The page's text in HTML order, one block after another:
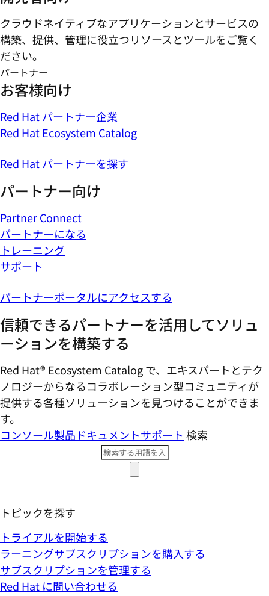
クラウドネイティブなアプリケーションとサービスの
構築、提供、管理に役立つリソースとツールをご覧く
ださい。
パートナー
お客様向け
Red Hat パートナー企業
Red Hat Ecosystem Catalog
Red Hat パートナーを探す
パートナー向け
Partner Connect
パートナーになる
トレーニング
サポート
パートナーポータルにアクセスする
信頼できるパートナーを活用してソリュ
ーションを構築する
Red Hat® Ecosystem Catalog で、エキスパートとテク
ノロジーからなるコラボレーション型コミ​ュニティが
提供する各種ソリューションを見つけることができま
す。
コンソール製品ドキュメントサポート 検索
トピックを探す
トライアルを開始する
ラーニングサブスクリプションを購入する
サブスクリプションを管理する
Red Hat に問い合わせる